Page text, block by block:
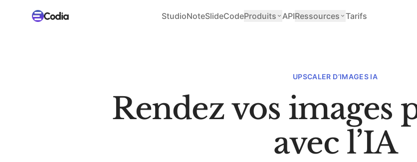
StudioNoteSlideCodeProduits APIRessources Tarifs
UPSCALER D’IMAGES IA
Rendez vos images
avec l’IA